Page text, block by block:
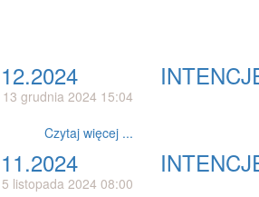
13 grudnia 2024 15:04
Czytaj więcej ...
listopada 2024 08:00